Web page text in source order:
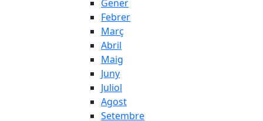
Gener
Febrer
Març
Abril
Maig
Juny
Juliol
Agost
Setembre